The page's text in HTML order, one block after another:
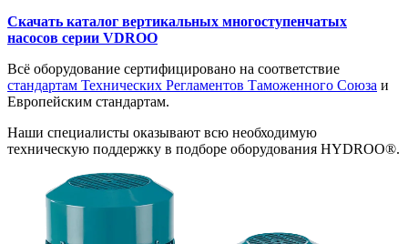
Скачать каталог вертикальных многоступенчатых
насосов серии VDROO
Всё оборудование сертифицировано на соответствие
стандартам Технических Регламентов Таможенного Союза и
Европейским стандартам.
Наши специалисты оказывают всю необходимую
техническую поддержку в подборе оборудования HYDROO®.